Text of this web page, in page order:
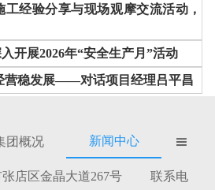
经验分享与现场观摩交流活动，
开展2026年“安全生产月”活动
营稳发展——对话项目经理吕平昌
团概况 新闻中心 
张店区金晶大道267号 联系电